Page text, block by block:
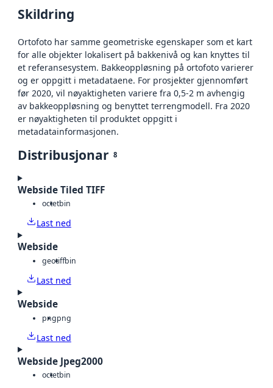
Skildring
Ortofoto har samme geometriske egenskaper som et kart
for alle objekter lokalisert på bakkenivå og kan knyttes til
et referansesystem. Bakkeoppløsning på ortofoto varierer
og er oppgitt i metadataene. For prosjekter gjennomført
før 2020, vil nøyaktigheten variere fra 0,5-2 m avhengig
av bakkeoppløsning og benyttet terrengmodell. Fra 2020
er nøyaktigheten til produktet oppgitt i
metadatainformasjonen.
Distribusjonar 8
Webside Tiled TIFF
octetbin
Last ned
Webside
geotiffbin
Last ned
Webside
pngpng
Last ned
Webside Jpeg2000
octetbin